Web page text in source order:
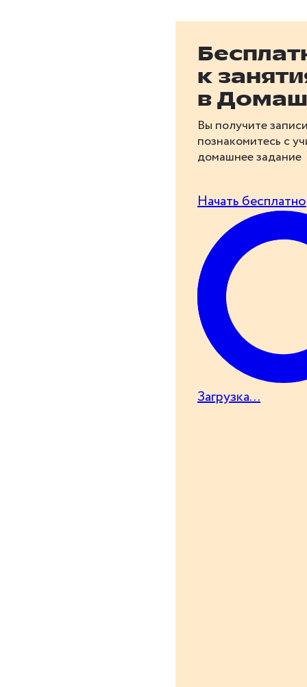
к
в
Вы получите
познакомитесь с
домашнее задание
Начать бесплатно
Загрузка...